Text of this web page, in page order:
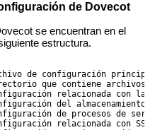
de Dovecot
se encuentran en el
estructura.
de configuración
que contiene archivos
relacionada con la
del almacenamiento
de procesos de
relacionada con